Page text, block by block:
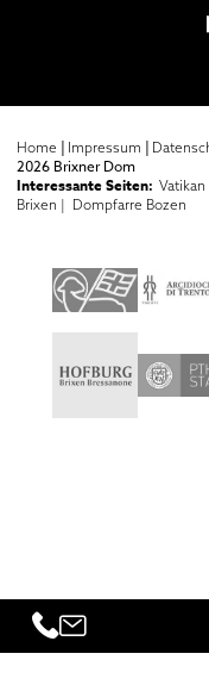
Home | Impressum |
2026 Brixner Dom
Interessante Seiten: Vatikan
Brixen | Dompfarre Bozen